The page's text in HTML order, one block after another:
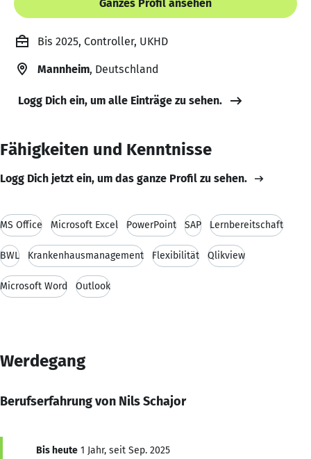
Ganzes Profil ansehen
Bis 2025, Controller, UKHD
Mannheim, Deutschland
Logg Dich ein, um alle Einträge zu sehen.
Fähigkeiten und Kenntnisse
Logg Dich jetzt ein, um das ganze Profil zu sehen.
MS Office Microsoft Excel PowerPoint SAP Lernbereitschaft
BWL Krankenhausmanagement Flexibilität Qlikview
Microsoft Word Outlook
Werdegang
Berufserfahrung von Nils Schajor
Bis heute 1 Jahr, seit Sep. 2025